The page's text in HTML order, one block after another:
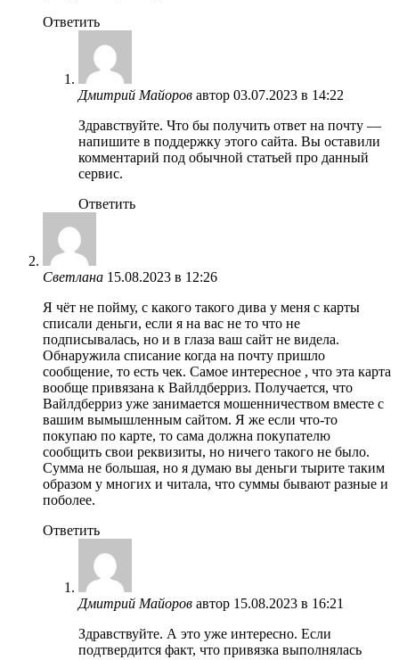
Ответить
Дмитрий Майоров автор 03.07.2023 в 14:22
Здравствуйте. Что бы получить ответ на почту —
напишите в поддержку этого сайта. Вы оставили
комментарий под обычной статьей про данный
сервис.
Ответить
Светлана 15.08.2023 в 12:26
Я чёт не пойму, с какого такого дива у меня с карты
списали деньги, если я на вас не то что не
подписывалась, но и в глаза ваш сайт не видела.
Обнаружила списание когда на почту пришло
сообщение, то есть чек. Самое интересное , что эта карта
вообще привязана к Вайлдберриз. Получается, что
Вайлдберриз уже занимается мошенничеством вместе с
вашим вымышленным сайтом. Я же если что-то
покупаю по карте, то сама должна покупателю
сообщить свои реквизиты, но ничего такого не было.
Сумма не большая, но я думаю вы деньги тырите таким
образом у многих и читала, что суммы бывают разные и
поболее.
Ответить
Дмитрий Майоров автор 15.08.2023 в 16:21
Здравствуйте. А это уже интересно. Если
подтвердится факт, что привязка выполнялась